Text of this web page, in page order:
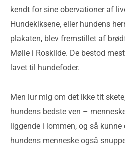
kendt for sine obervationer af
Hundekiksene, eller hundens
plakaten, blev fremstillet af
Mølle i Roskilde. De bestod
lavet til hundefoder.
Men lur mig om det ikke tit
hundens bedste ven –
liggende i lommen, og så
hundens menneske også